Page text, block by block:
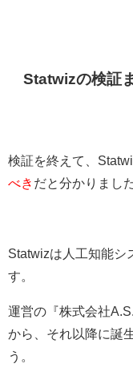
Statwizの検証
検証を終えて、
べき だと分かりました
Statwizは人工知能シ
す。
運営の『株式会社
から、それ以降に誕
う。